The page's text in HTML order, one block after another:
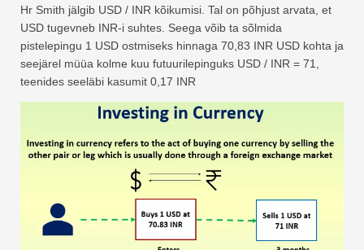
Hr Smith jälgib USD / INR kõikumisi. Tal on põhjust arvata, et
USD tugevneb INR-i suhtes. Seega võib ta sõlmida
pistelepingu 1 USD ostmiseks hinnaga 70,83 INR USD kohta ja
seejärel müüa kolme kuu futuurilepinguks USD / INR = 71,
teenides seeläbi kasumit 0,17 INR